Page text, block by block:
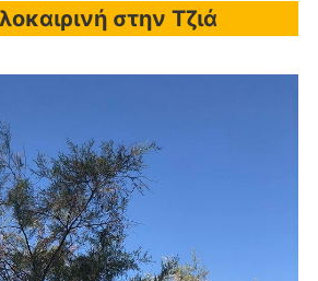
στην Τζιά